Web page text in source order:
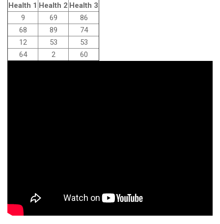
Health 1 Health 2 Health 3
9
69
86
68
89
74
12
53
53
64
2 60